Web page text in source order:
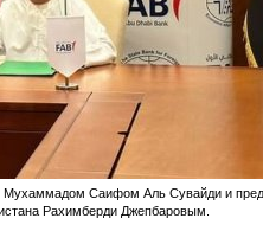
Мухаммадом Саифом Аль Сувайди и
Рахимберди Джепбаровым.